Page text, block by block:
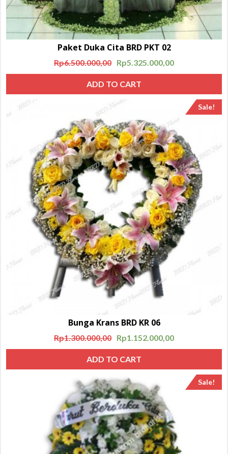
Paket Duka Cita BRD PKT 02
Rp6.500.000,00 Rp5.325.000,00
ADD TO CART
Sale!
Bunga Krans BRD KR 06
Rp1.300.000,00 Rp1.152.000,00
ADD TO CART
Sale!